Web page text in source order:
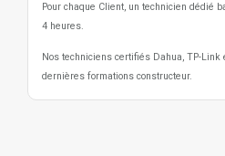
Pour chaque Client, un technicien dédié
4 heures.
Nos techniciens certifiés Dahua, TP-
dernières formations constructeur.